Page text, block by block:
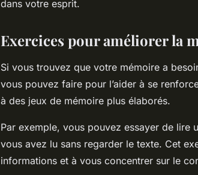
dans votre esprit.
Exercices pour améliorer la
Si vous trouvez que votre mémoire a
vous pouvez faire pour l’aider à se
à des jeux de mémoire plus élaborés.
Par exemple, vous pouvez essayer de lire
vous avez lu sans regarder le texte. Cet
informations et à vous concentrer sur le